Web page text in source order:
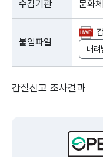
수감기관 문화
붙임파일
내려
갑질신고 조사결과